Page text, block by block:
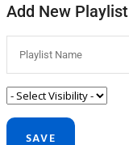
Add New Playlist